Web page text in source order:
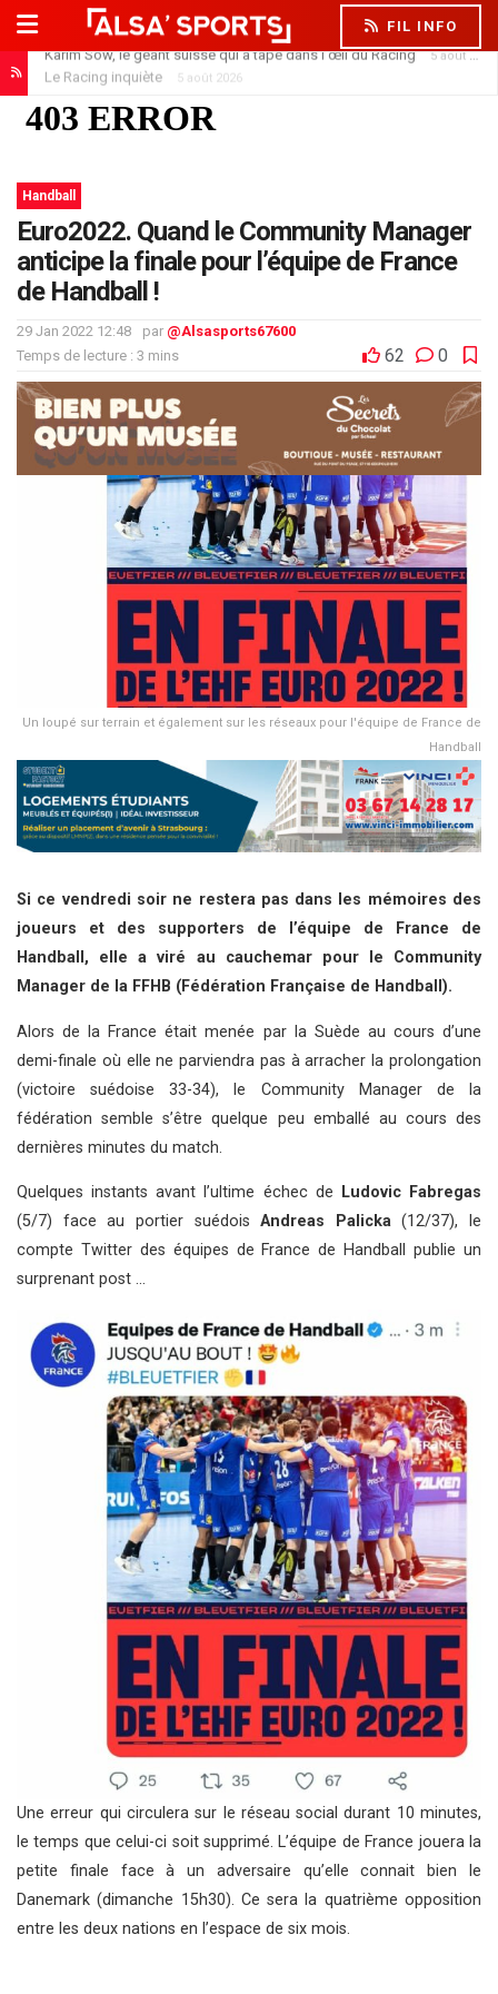
FIL INFO
Le Racing inquiète 5 août 2026
Handball
Euro2022. Quand le Community Manager
anticipe la finale pour l’équipe de France
de Handball !
29 Jan 2022 12:48 par @Alsasports67600
Temps de lecture : 3 mins
62 0
Un loupé sur terrain et également sur les réseaux pour l'équipe de France de
Handball
Si ce vendredi soir ne restera pas dans les mémoires des
joueurs et des supporters de l’équipe de France de
Handball, elle a viré au cauchemar pour le Community
Manager de la FFHB (Fédération Française de Handball).
Alors de la France était menée par la Suède au cours d’une
demi-finale où elle ne parviendra pas à arracher la prolongation
(victoire suédoise 33-34), le Community Manager de la
fédération semble s’être quelque peu emballé au cours des
dernières minutes du match.
Quelques instants avant l’ultime échec de
Ludovic Fabregas
(5/7) face au portier suédois Andreas Palicka(12/37), le
compte Twitter des équipes de France de Handball publie un
surprenant post …
Une erreur qui circulera sur le réseau social durant 10 minutes,
le temps que celui-ci soit supprimé. L’équipe de France jouera la
petite finale face à un adversaire qu’elle connait bien le
Danemark (dimanche 15h30). Ce sera la quatrième opposition
entre les deux nations en l’espace de six mois.